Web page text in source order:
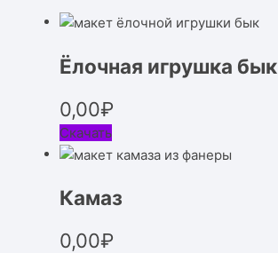
Ёлочная игрушка бык
0,00₽
Скачать
Камаз
0,00₽